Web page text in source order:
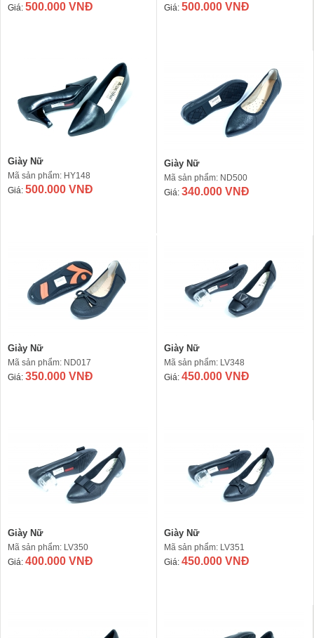
Giá: 500.000 VNĐ
Giá: 500.000 VNĐ
Giày Nữ
Mã sản phẩm: HY148
Giá: 500.000 VNĐ
Giày Nữ
Mã sản phẩm: ND500
Giá: 340.000 VNĐ
Giày Nữ
Mã sản phẩm: ND017
Giá: 350.000 VNĐ
Giày Nữ
Mã sản phẩm: LV348
Giá: 450.000 VNĐ
Giày Nữ
Mã sản phẩm: LV350
Giá: 400.000 VNĐ
Giày Nữ
Mã sản phẩm: LV351
Giá: 450.000 VNĐ